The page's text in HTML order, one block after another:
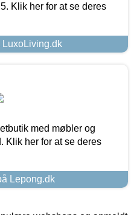
Klik her for at se deres
LuxoLiving.dk
med møbler og
Klik her for at se deres
Lepong.dk